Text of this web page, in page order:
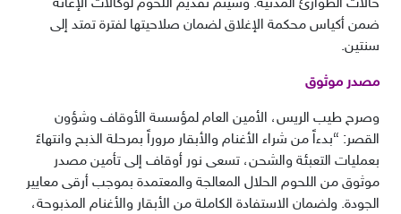
حالات الطوارئ المدنية. وسيتم تقديم اللحوم لوكالات الإغاثة
ضمن أكياس محكمة الإغلاق لضمان صلاحيتها لفترة تمتد إلى
سنتين.
مصدر موثوق
وصرح طيب الريس، الأمين العام لمؤسسة الأوقاف وشؤون
القصر: “بدءاً من شراء الأغنام والأبقار مروراً بمرحلة الذبح وانتهاءً
بعمليات التعبئة والشحن، تسعى نور أوقاف إلى تأمين مصدر
موثوق من اللحوم الحلال المعالجة والمعتمدة بموجب أرقى معايير
الجودة. ولضمان الاستفادة الكاملة من الأبقار والأغنام المذبوحة،